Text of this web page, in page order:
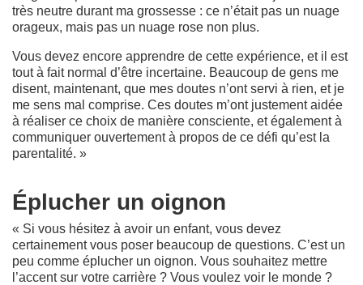
très neutre durant ma grossesse : ce n’était pas un nuage
orageux, mais pas un nuage rose non plus.
Vous devez encore apprendre de cette expérience, et il est
tout à fait normal d’être incertaine. Beaucoup de gens me
disent, maintenant, que mes doutes n’ont servi à rien, et je
me sens mal comprise. Ces doutes m’ont justement aidée
à réaliser ce choix de manière consciente, et également à
communiquer ouvertement à propos de ce défi qu’est la
parentalité. »
Éplucher un oignon
« Si vous hésitez à avoir un enfant, vous devez
certainement vous poser beaucoup de questions. C’est un
peu comme éplucher un oignon. Vous souhaitez mettre
l’accent sur votre carrière ? Vous voulez voir le monde ?